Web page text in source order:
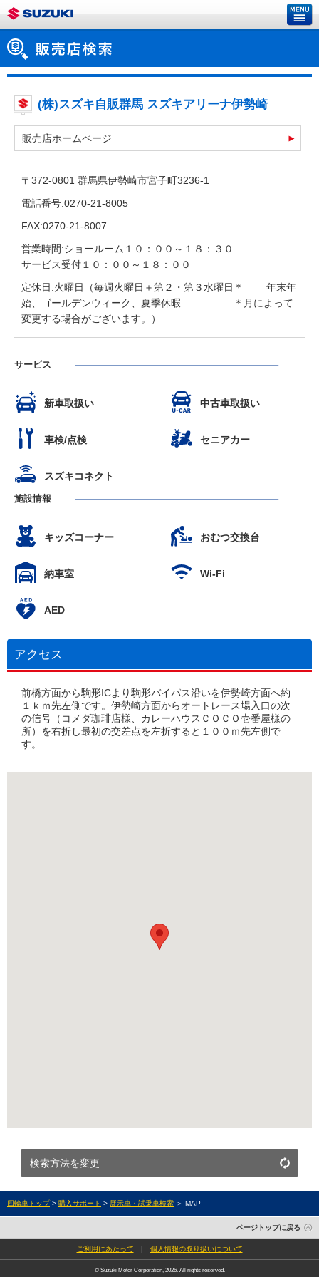
(株)スズキ自販群馬 スズキアリーナ伊勢崎
販売店ホームページ
〒372-0801 群馬県伊勢崎市宮子町3236-1
電話番号:0270-21-8005
FAX:0270-21-8007
営業時間:ショールーム１０：００～１８：３０
サービス受付１０：００～１８：００
定休日:火曜日（毎週火曜日＋第２・第３水曜日＊ 年末年
始、ゴールデンウィーク、夏季休暇 ＊月によって
変更する場合がございます。）
サービス
新車取扱い 中古車取扱い
車検/点検 セニアカー
スズキコネクト
施設情報
キッズコーナー おむつ交換台
納車室 Wi-Fi
AED
アクセス
前橋方面から駒形ICより駒形バイパス沿いを伊勢崎方面へ約
１ｋｍ先左側です。伊勢崎方面からオートレース場入口の次
の信号（コメダ珈琲店様、カレーハウスＣＯＣＯ壱番屋様の
所）を右折し最初の交差点を左折すると１００ｍ先左側で
す。
検索方法を変更
四輪車トップ> 購入サポート > 展示車・試乗車検索 ＞ MAP
ページトップに戻る
ご利用にあたって | 個人情報の取り扱いについて
© Suzuki Motor Corporation, 2026. All rights reserved.